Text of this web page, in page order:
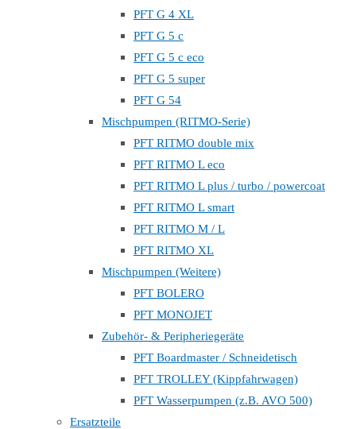
PFT G 4 XL
PFT G 5 c
PFT G 5 c eco
PFT G 5 super
PFT G 54
Mischpumpen (RITMO-Serie)
PFT RITMO double mix
PFT RITMO L eco
PFT RITMO L plus / turbo / powercoat
PFT RITMO L smart
PFT RITMO M / L
PFT RITMO XL
Mischpumpen (Weitere)
PFT BOLERO
PFT MONOJET
Zubehör- & Peripheriegeräte
PFT Boardmaster / Schneidetisch
PFT TROLLEY (Kippfahrwagen)
PFT Wasserpumpen (z.B. AVO 500)
Ersatzteile